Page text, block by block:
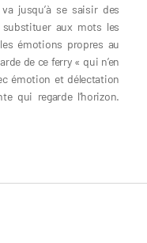
jusqu’à se saisir des
aux mots les
émotions propres au
de ce ferry « qui n’en
émotion et délectation
qui regarde l’horizon.
Léo Couture Mattéo